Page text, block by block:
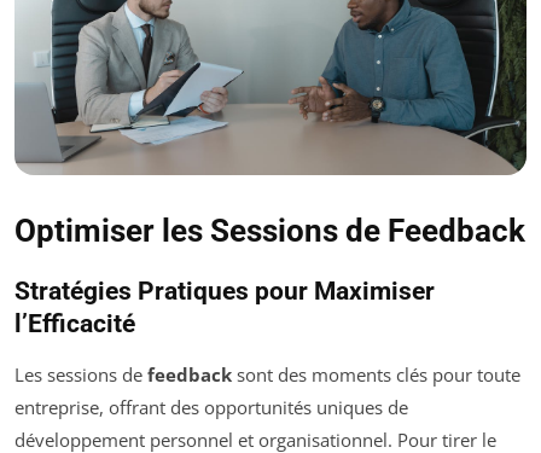
Optimiser les Sessions de Feedback
Stratégies Pratiques pour Maximiser
l’Efficacité
Les sessions de feedback sont des moments clés pour toute
entreprise, offrant des opportunités uniques de
développement personnel et organisationnel. Pour tirer le